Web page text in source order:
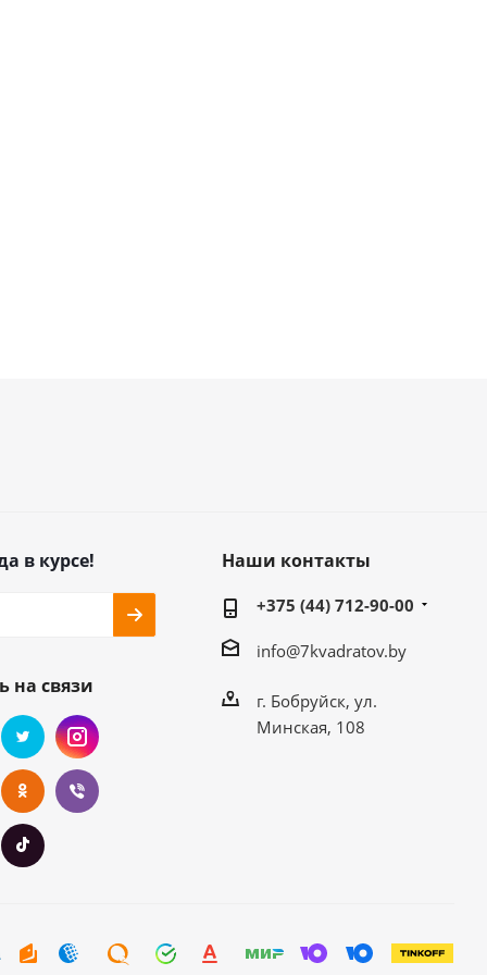
в курсе!
на связи
Наши контакты
+375 (44) 712-90-00
info@7kvadratov.by
г. Бобруйск, ул.
Минская, 108